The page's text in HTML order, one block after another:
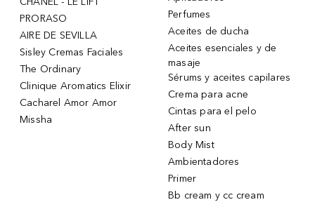
PRORASO
AIRE DE SEVILLA
Sisley Cremas Faciales
The Ordinary
Clinique Aromatics Elixir
Cacharel Amor Amor
Missha
Perfumes
Aceites de ducha
Aceites esenciales y de
masaje
Sérums y aceites capilares
Crema para acne
Cintas para el pelo
After sun
Body Mist
Ambientadores
Primer
Bb cream y cc cream